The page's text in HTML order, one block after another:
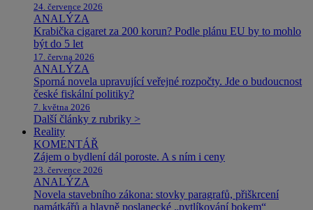
24. července 2026
ANALÝZA
Krabička cigaret za 200 korun? Podle plánu EU by to mohlo
být do 5 let
17. června 2026
ANALÝZA
Sporná novela upravující veřejné rozpočty. Jde o budoucnost
české fiskální politiky?
7. května 2026
Další články z rubriky >
Reality
KOMENTÁŘ
Zájem o bydlení dál poroste. A s ním i ceny
23. července 2026
ANALÝZA
Novela stavebního zákona: stovky paragrafů, přiškrcení
památkářů a hlavně poslanecké „pytlíkování bokem“